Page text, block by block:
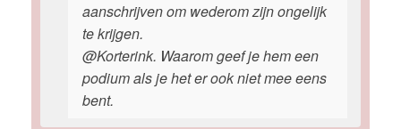
aanschrijven om wederom zijn ongelijk
te krijgen.
@Korterink. Waarom geef je hem een
podium als je het er ook niet mee eens
bent.